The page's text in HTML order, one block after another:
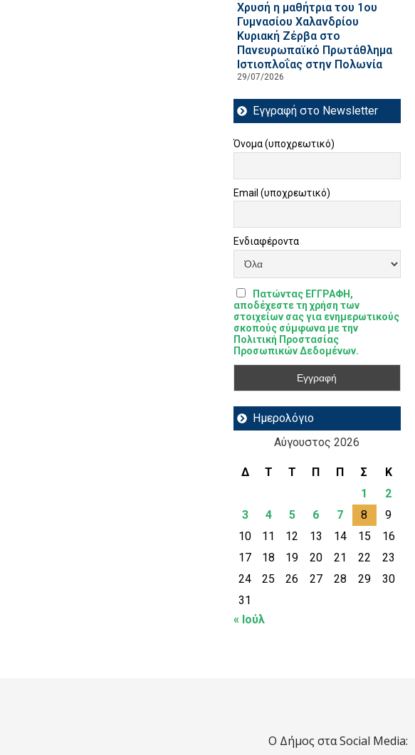
Χρυσή η μαθήτρια του 1ου
Γυμνασίου Χαλανδρίου
Κυριακή Ζέρβα στο
Πανευρωπαϊκό Πρωτάθλημα
Ιστιοπλοΐας στην Πολωνία
29/07/2026
Εγγραφή στο Newsletter
Όνομα (υποχρεωτικό)
Email (υποχρεωτικό)
Ενδιαφέροντα
Πατώντας ΕΓΓΡΑΦΗ,
αποδέχεστε τη χρήση των
στοιχείων σας για ενημερωτικούς
σκοπούς σύμφωνα με την
Πολιτική Προστασίας
Προσωπικών Δεδομένων.
Ημερολόγιο
Αύγουστος 2026
Δ Τ Τ Π Π Σ
Κ
1
2
3
4 5 6 7 8
9
10
11 12 13 14 15
16
17
18 19 20 21 22
23
24
25 26 27 28 29
30
31
« Ιούλ
Ο Δήμος στα Social Media: